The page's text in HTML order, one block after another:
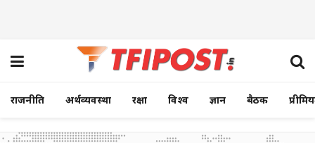
राजनीति अर्थव्यवस्था रक्षा विश्व ज्ञान बैठक